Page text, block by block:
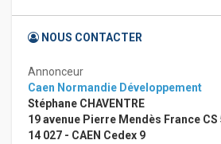
NOUS CONTACTER
Annonceur
Caen Normandie Développement
Stéphane CHAVENTRE
19 avenue Pierre Mendès France CS
14 027 - CAEN Cedex 9